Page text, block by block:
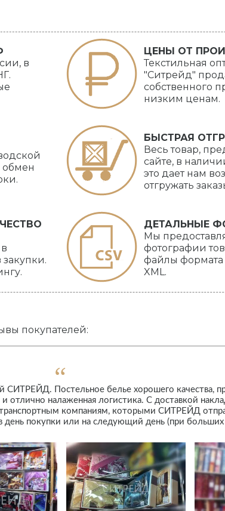
в
ЦЕНЫ ОТ
Текстильная
"Ситрейд"
собственного
низким ценам.
обмен
БЫСТРАЯ
Весь товар,
сайте, в
это дает нам
отгружать
ДЕТАЛЬНЫЕ
Мы
фотографии
файлы формата
XML.
покупателей:
СИТРЕЙД. Постельное белье хорошего качества,
отлично налаженная логистика. С доставкой
транспортным компаниям, которыми СИТРЕЙД
день покупки или на следующий день (при больших